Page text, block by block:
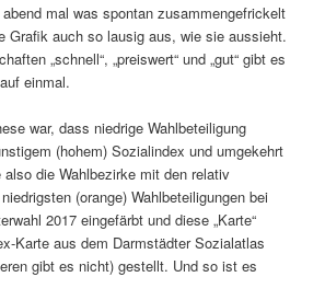
mal was spontan zusammengefrickelt
Grafik auch so lausig aus, wie sie aussieht.
„schnell“, „preiswert“ und „gut“ gibt es
einmal.
war, dass niedrige Wahlbeteiligung
(hohem) Sozialindex und umgekehrt
die Wahlbezirke mit den relativ
(orange) Wahlbeteiligungen bei
2017 eingefärbt und diese „Karte“
Karte aus dem Darmstädter Sozialatlas
gibt es nicht) gestellt. Und so ist es